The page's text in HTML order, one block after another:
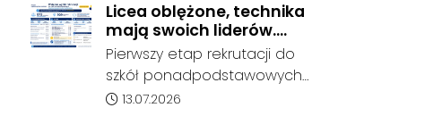
Licea oblężone, technika
mają swoich liderów.
Znamy wstępne wyniki
rekrutacji do szkół w
powiecie
Pierwszy etap rekrutacji do
szkół ponadpodstawowych
prowadzonych przez Powiat
Data dodania artykułu:
13.07.2026